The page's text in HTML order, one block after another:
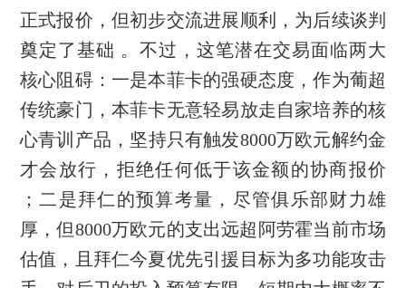
正式报价，但初步交流进展顺利，为后续谈判
奠定了基础 。不过，这笔潜在交易面临两大
核心阻碍：一是本菲卡的强硬态度，作为葡超
传统豪门，本菲卡无意轻易放走自家培养的核
心青训产品，坚持只有触发8000万欧元解约金
才会放行，拒绝任何低于该金额的协商报价
；二是拜仁的预算考量，尽管俱乐部财力雄
厚，但8000万欧元的支出远超阿劳霍当前市场
估值，且拜仁今夏优先引援目标为多功能攻击